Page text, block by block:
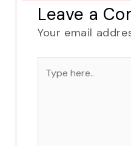
Leave a
Your email
here..